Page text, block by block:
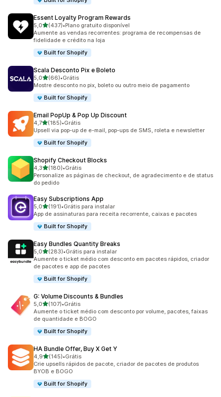
Essent Loyalty Program Rewards
5,0de 5 estrelas
(437)
437 avaliações ao todo
•Plano gratuito disponível
Aumente as vendas recorrentes: programa de recompensas de
fidelidade e crédito na loja
Built for Shopify
Scala Desconto Pix e Boleto
5,0de 5 estrelas
(66)
66 avaliações ao todo
•Grátis
Mostre desconto no pix, boleto ou outro meio de pagamento
Built for Shopify
Email PopUp & Pop Up Discount
4,7de 5 estrelas
(185)
185 avaliações ao todo
•Grátis
Upsell via pop-up de e-mail, pop-ups de SMS, roleta e newsletter
Built for Shopify
Shopify Checkout Blocks
4,3de 5 estrelas
(180)
180 avaliações ao todo
•Grátis
Personalize as páginas de checkout, de agradecimento e de status
do pedido
Easy Subscriptions App
5,0de 5 estrelas
(191)
191 avaliações ao todo
•Grátis para instalar
App de assinaturas para receita recorrente, caixas e pacotes
Built for Shopify
Easy Bundles Quantity Breaks
5,0de 5 estrelas
(283)
283 avaliações ao todo
•Grátis para instalar
Aumente o ticket médio com desconto em pacotes rápidos, criador
de pacotes e app de pacotes
Built for Shopify
G: Volume Discounts & Bundles
5,0de 5 estrelas
(107)
107 avaliações ao todo
•Grátis
Aumente o ticket médio com desconto por volume, pacotes, faixas
de quantidade e BOGO
Built for Shopify
HA Bundle Offer, Buy X Get Y
4,9de 5 estrelas
(145)
145 avaliações ao todo
•Grátis
Crie upsells rápidos de pacote, criador de pacotes de produtos
BYOB e BOGO
Built for Shopify